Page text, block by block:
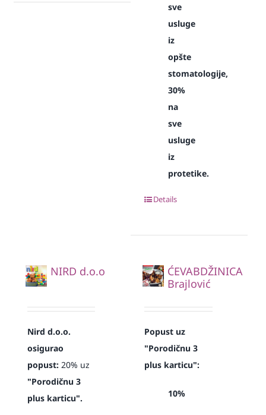
sve
usluge
iz
opšte
stomatologije,
30%
na
sve
usluge
iz
protetike.
Details
NIRD d.o.o
Nird d.o.o.
osigurao
popust:20% uz
"Porodičnu 3
plus karticu".
ĆEVABDŽINICA
Brajlović
Popust uz
"Porodičnu 3
plus karticu":
10%